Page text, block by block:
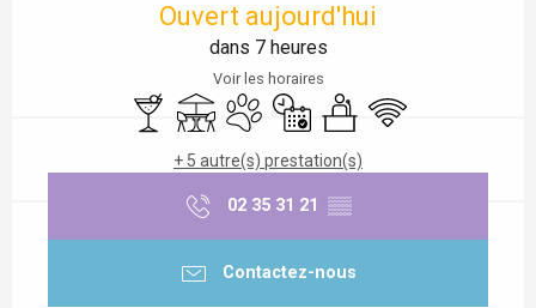
Ouvert aujourd'hui
dans 7 heures
Voir les horaires
Bar / Buvette
TerrasseAnimaux acceptés
Uniquement sur réservation
Séminaires
WiFi
+ 5 autre(s) prestation(s)
02 35 31 21 ▒▒
Contactez-nous